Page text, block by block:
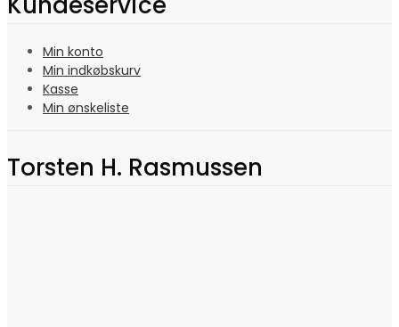
Min konto
Min indkøbskurv
Kasse
Min ønskeliste
Torsten H. Rasmussen